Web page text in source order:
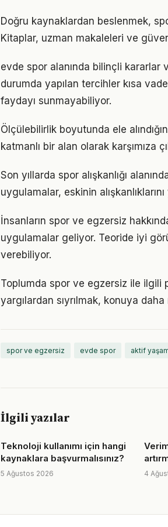
Doğru kaynaklardan beslenmek,
Kitaplar, uzman makaleleri ve
evde spor alanında bilinçli
durumda yapılan tercihler kısa
faydayı sunmayabiliyor.
Ölçülebilirlik boyutunda ele
katmanlı bir alan olarak karşımıza
Son yıllarda spor alışkanlığı
uygulamalar, eskinin
İnsanların spor ve egzersiz
uygulamalar geliyor. Teoride iyi
verebiliyor.
Toplumda spor ve egzersiz ile ilgili
yargılardan sıyrılmak, konuya daha
spor ve egzersiz evde spor aktif
İlgili yazılar
Teknoloji kullanımı için hangi
kaynaklara başvurmalısınız?
5 Ağustos 2026 4